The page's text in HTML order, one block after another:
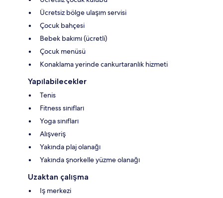
Ücretsiz bölge ulaşım servisi
Çocuk bahçesi
Bebek bakımı (ücretli)
Çocuk menüsü
Konaklama yerinde cankurtaranlık hizmeti
Yapılabilecekler
Tenis
Fitness sınıfları
Yoga sınıfları
Alışveriş
Yakında plaj olanağı
Yakında şnorkelle yüzme olanağı
Uzaktan çalışma
Iş merkezi